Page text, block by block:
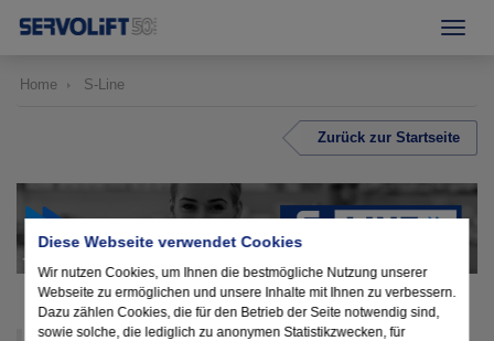
Diese Webseite verwendet Cookies
Wir nutzen Cookies, um Ihnen die bestmögliche Nutzung unserer
Webseite zu ermöglichen und unsere Inhalte mit Ihnen zu verbessern.
Dazu zählen Cookies, die für den Betrieb der Seite notwendig sind,
sowie solche, die lediglich zu anonymen Statistikzwecken, für
Home S-Line
Zurück zur Startseite